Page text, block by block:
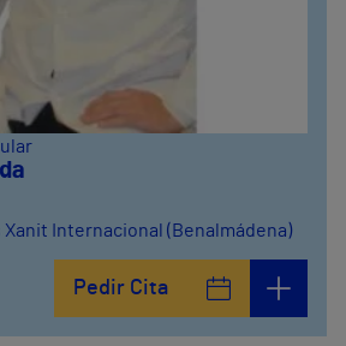
Internacional (Benalmádena)
Pedir Cita